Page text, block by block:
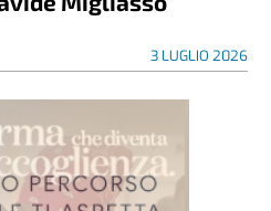
3 LUGLIO 2026